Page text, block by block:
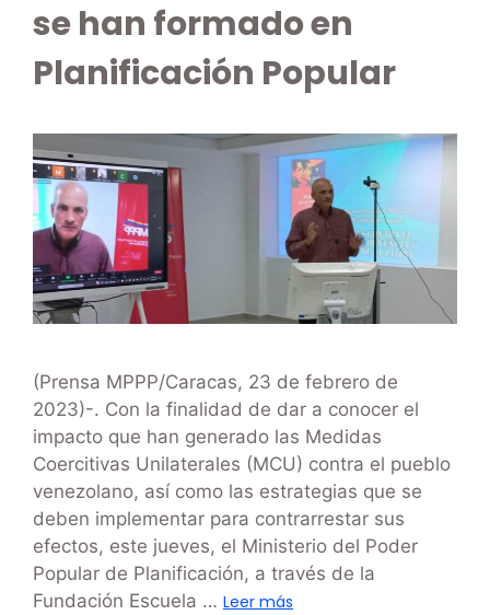
se han formado en
Planificación Popular
(Prensa MPPP/Caracas, 23 de febrero de
2023)-. Con la finalidad de dar a conocer el
impacto que han generado las Medidas
Coercitivas Unilaterales (MCU) contra el pueblo
venezolano, así como las estrategias que se
deben implementar para contrarrestar sus
efectos, este jueves, el Ministerio del Poder
Popular de Planificación, a través de la
Fundación Escuela … Leer más